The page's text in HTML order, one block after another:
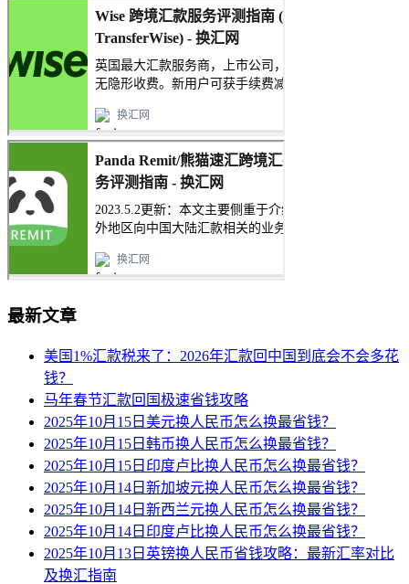
最新文章
美国1%汇款税来了：2026年汇款回中国到底会不会多花
钱？
马年春节汇款回国极速省钱攻略
2025年10月15日美元换人民币怎么换最省钱？
2025年10月15日韩币换人民币怎么换最省钱？
2025年10月15日印度卢比换人民币怎么换最省钱？
2025年10月14日新加坡元换人民币怎么换最省钱？
2025年10月14日新西兰元换人民币怎么换最省钱？
2025年10月14日印度卢比换人民币怎么换最省钱？
2025年10月13日英镑换人民币省钱攻略：最新汇率对比
及换汇指南